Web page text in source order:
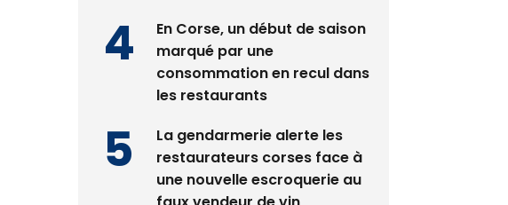
En Corse, un début de saison
marqué par une
consommation en recul dans
les restaurants
La gendarmerie alerte les
restaurateurs corses face à
une nouvelle escroquerie au